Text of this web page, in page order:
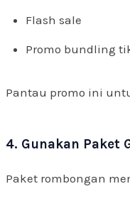
Flash sale
Promo bundling
Pantau promo ini
4. Gunakan Paket
Paket rombongan